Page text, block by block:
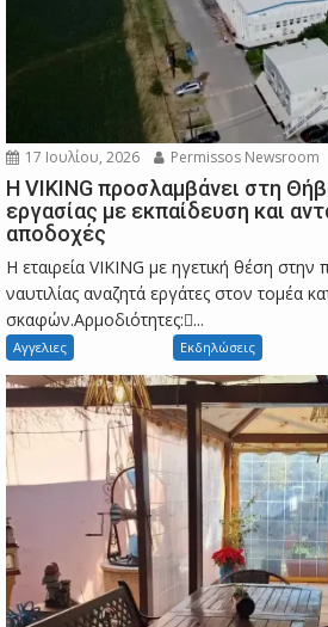
17 Ιουλίου, 2026 Permissos Newsroom
Η VIKING προσλαμβάνει στη
εργασίας με εκπαίδευση και
αποδοχές
Η εταιρεία VIKING με ηγετική θέση
ναυτιλίας αναζητά εργάτες στον τομέα
σκαφών.Αρμοδιότητες:...
Αγγελιες Εκδηλώσεις